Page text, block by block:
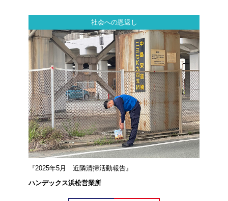
社会への恩返し
『2025年5月 近隣清掃活動報告』
ハンデックス浜松営業所